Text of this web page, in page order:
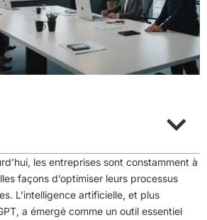
les entreprises sont constamment à
façons d’optimiser leurs processus
L’intelligence artificielle, et plus
a émergé comme un outil essentiel